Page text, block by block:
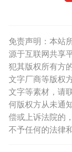
免责声明：本站
源于互联网共享
犯其版权所有方
文字厂商等版权
文字等素材，请
何版权方从未通
偿或上诉法院的
不予任何的法律